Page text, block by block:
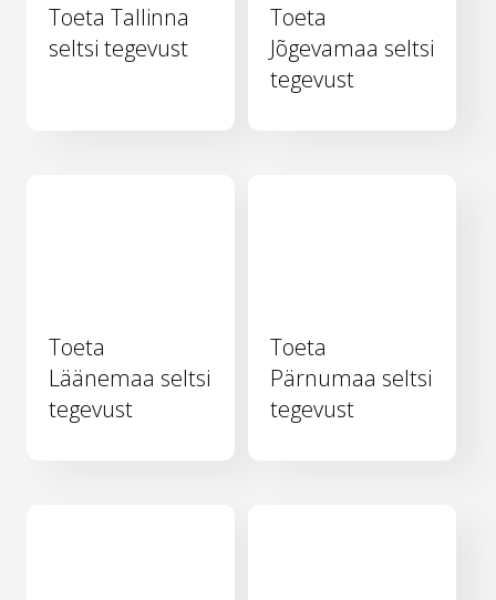
Toeta Tallinna
seltsi tegevust
Toeta
Jõgevamaa seltsi
tegevust
Toeta
Läänemaa seltsi
tegevust
Toeta
Pärnumaa seltsi
tegevust